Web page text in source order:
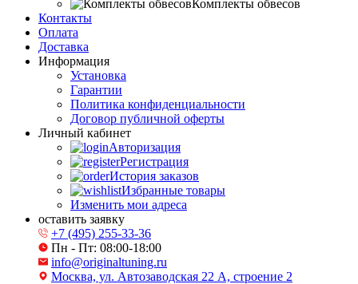
Комплекты обвесов
Контакты
Оплата
Доставка
Информация
Установка
Гарантии
Политика конфиденциальности
Договор публичной оферты
Личный кабинет
Авторизация
Регистрация
История заказов
Избранные товары
Изменить мои адреса
оставить заявку
+7 (495) 255-33-36
Пн - Пт: 08:00-18:00
info@originaltuning.ru
Москва, ул. Автозаводская 22 А, строение 2